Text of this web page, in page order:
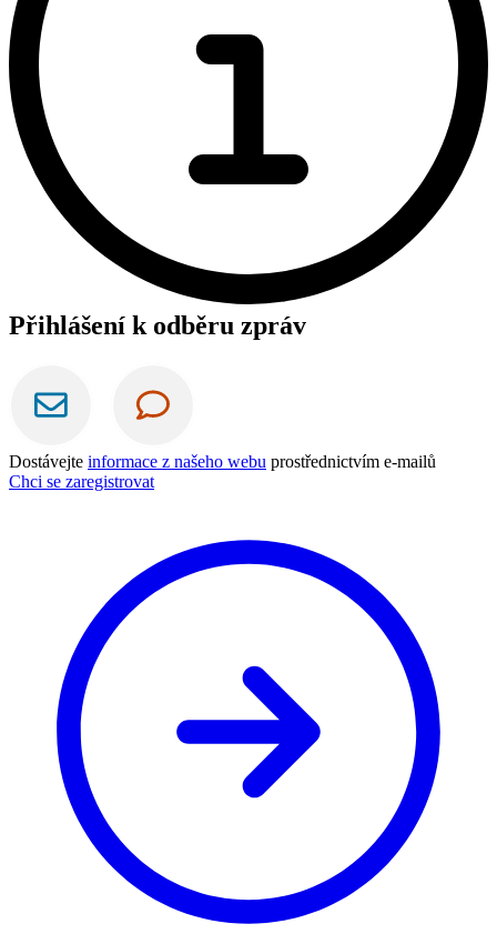
Přihlášení k odběru zpráv
Dostávejte informace z našeho webu prostřednictvím e-mailů
Chci se zaregistrovat